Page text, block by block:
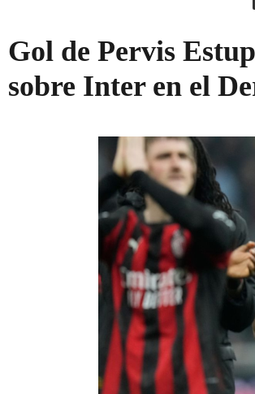
Gol de Pervis
sobre Inter en el